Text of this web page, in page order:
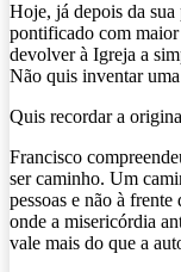
Hoje, já depois da sua
pontificado com maior
devolver à Igreja a
Não quis inventar
Quis recordar a
Francisco
ser caminho. Um
pessoas e não à
onde a misericórdia
vale mais do que a